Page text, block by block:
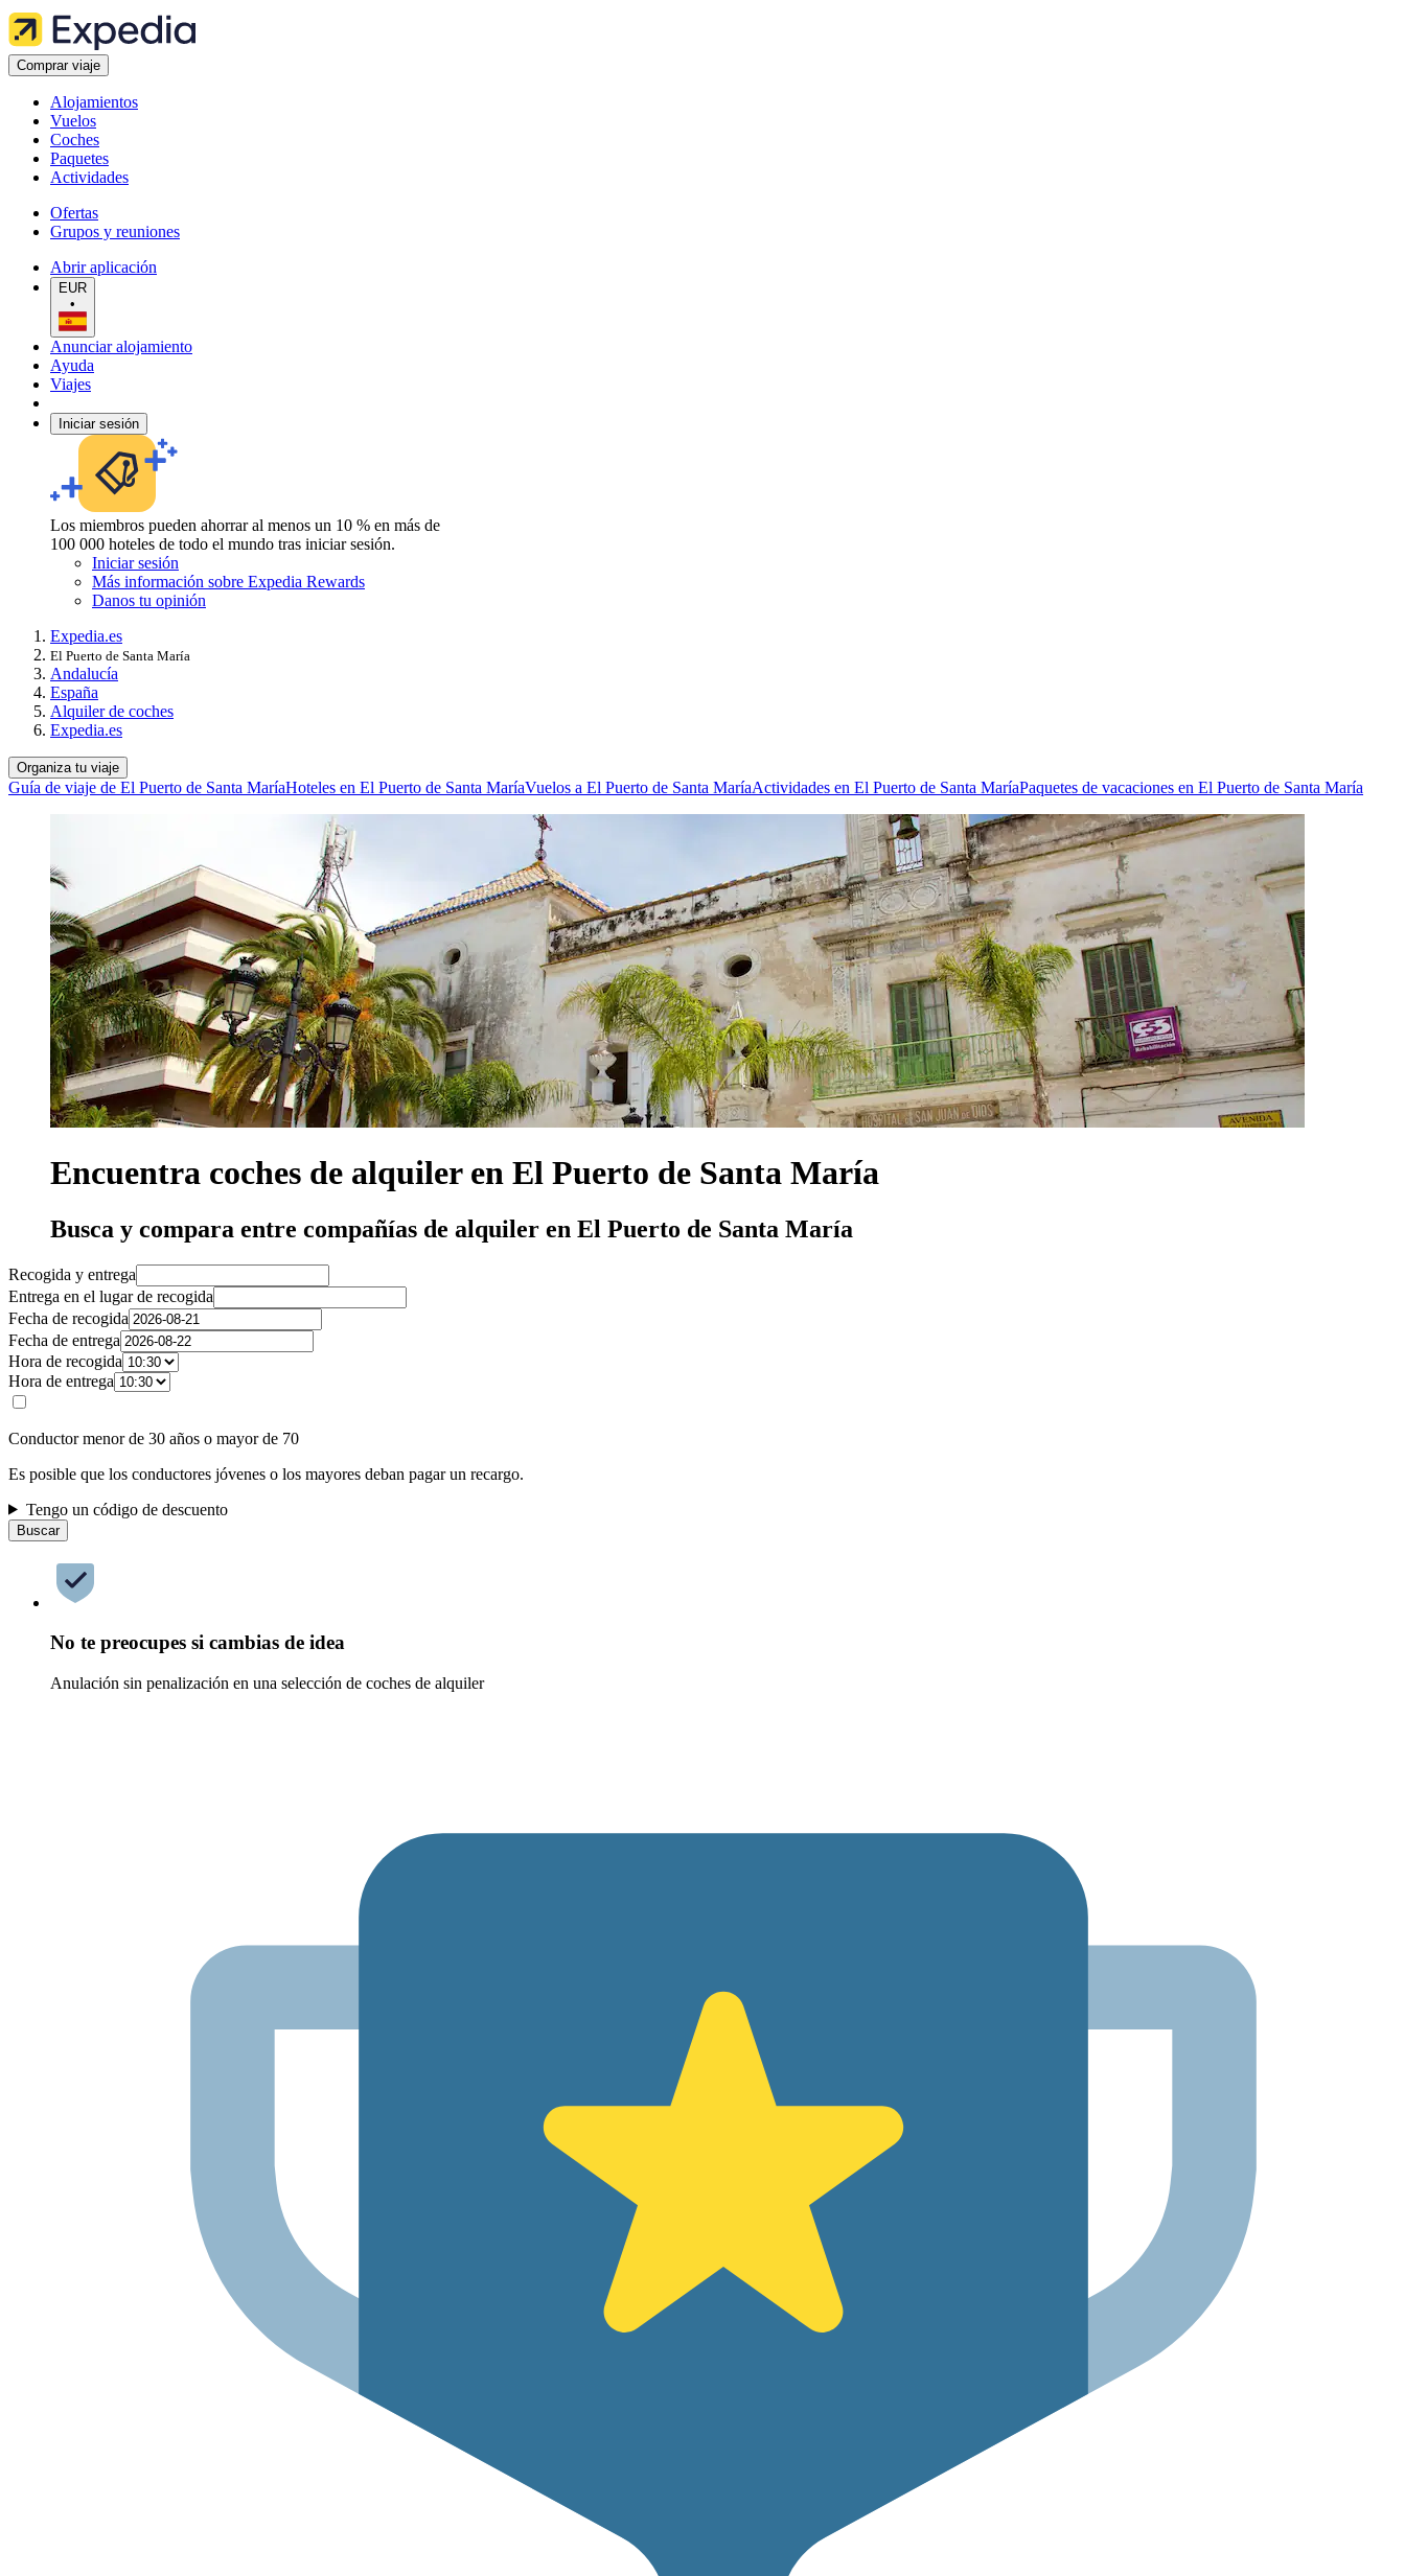
Comprar viaje
Alojamientos
Vuelos
Coches
Paquetes
Actividades
Ofertas
Grupos y reuniones
Abrir aplicación
EUR
•
Anunciar alojamiento
Ayuda
Viajes
Iniciar sesión
Los miembros pueden ahorrar al menos un 10 % en más de
100 000 hoteles de todo el mundo tras iniciar sesión.
Iniciar sesión
Más información sobre Expedia Rewards
Danos tu opinión
Expedia.es
El Puerto de Santa María
Andalucía
España
Alquiler de coches
Expedia.es
Organiza tu viaje
Guía de viaje de El Puerto de Santa MaríaHoteles en El Puerto de Santa MaríaVuelos a El Puerto de Santa MaríaActividades en El Puerto de Santa MaríaPaquetes de vacaciones en El Puerto de Santa María
Encuentra coches de alquiler en El Puerto de Santa María
Busca y compara entre compañías de alquiler en El Puerto de Santa María
Recogida y entrega
Entrega en el lugar de recogida
Fecha de recogida
Fecha de entrega
Hora de recogida
Hora de entrega
Conductor menor de 30 años o mayor de 70
Es posible que los conductores jóvenes o los mayores deban pagar un recargo.
Tengo un código de descuento
Buscar
No te preocupes si cambias de idea
Anulación sin penalización en una selección de coches de alquiler